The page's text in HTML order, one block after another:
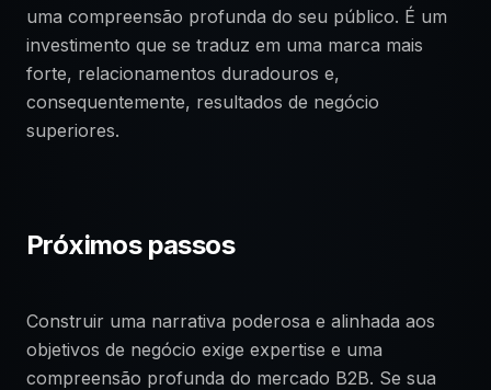
uma compreensão profunda do seu público. É um
investimento que se traduz em uma marca mais
forte, relacionamentos duradouros e,
consequentemente, resultados de negócio
superiores.
Próximos passos
Construir uma narrativa poderosa e alinhada aos
objetivos de negócio exige expertise e uma
compreensão profunda do mercado B2B. Se sua